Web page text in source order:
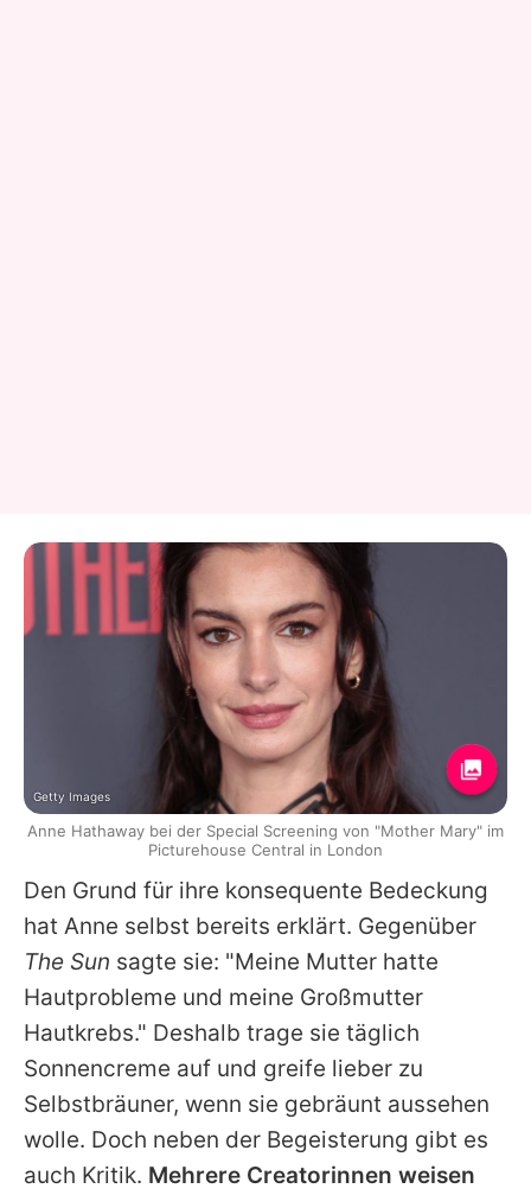
Den Grund für ihre konsequente Bedeckung
hat Anne selbst bereits erklärt. Gegenüber
The Sun sagte sie: "Meine Mutter hatte
Hautprobleme und meine Großmutter
Hautkrebs." Deshalb trage sie täglich
Sonnencreme auf und greife lieber zu
Selbstbräuner, wenn sie gebräunt aussehen
wolle. Doch neben der Begeisterung gibt es
auch Kritik. Mehrere Creatorinnen weisen
Getty Images
Anne Hathaway bei der Special Screening von "Mother Mary" im
Picturehouse Central in London